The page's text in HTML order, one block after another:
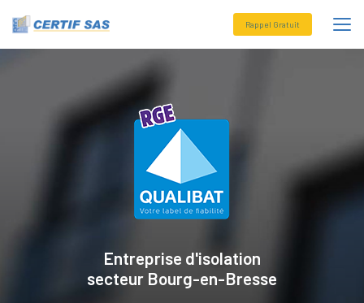
Rappel Gratuit
Entreprise d'isolation
secteurBourg-en-Bresse